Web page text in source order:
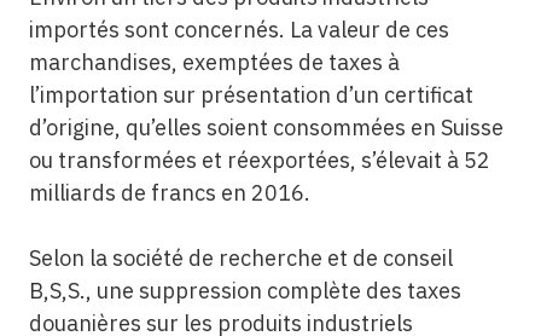
importés sont concernés. La valeur de ces
marchandises, exemptées de taxes à
l’importation sur présentation d’un certificat
d’origine, qu’elles soient consommées en Suisse
ou transformées et réexportées, s’élevait à 52
milliards de francs en 2016.
Selon la société de recherche et de conseil
B,S,S., une suppression complète des taxes
douanières sur les produits industriels